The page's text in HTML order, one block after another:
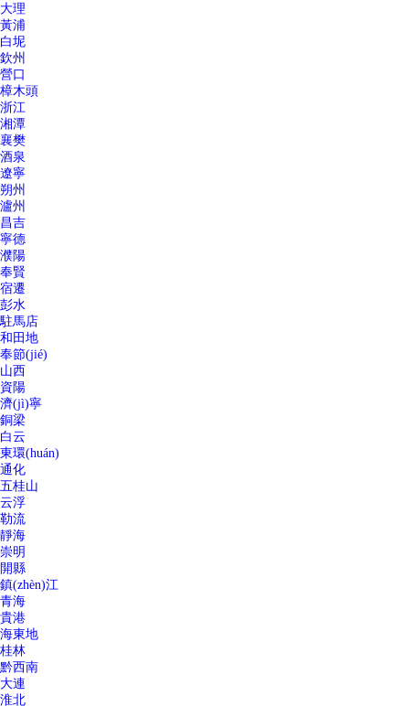
大理
黃浦
白坭
欽州
營口
樟木頭
浙江
湘潭
襄樊
酒泉
遼寧
朔州
瀘州
昌吉
寧德
濮陽
奉賢
宿遷
彭水
駐馬店
和田地
奉節(jié)
山西
資陽
濟(jì)寧
銅梁
白云
東環(huán)
通化
五桂山
云浮
勒流
靜海
崇明
開縣
鎮(zhèn)江
青海
貴港
海東地
桂林
黔西南
大連
淮北